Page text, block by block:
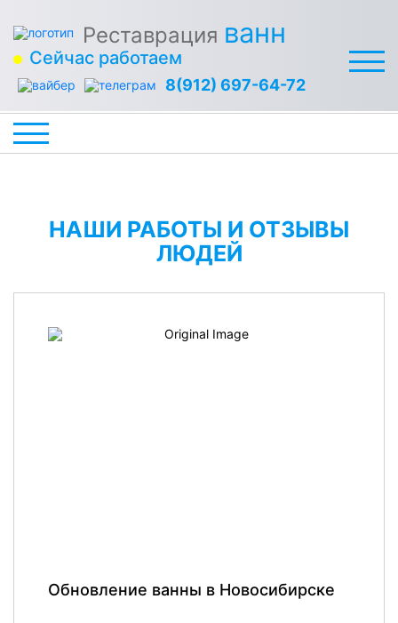
Реставрация ванн
Сейчас работаем
8(912) 697-64-72
НАШИ РАБОТЫ И ОТЗЫВЫ
ЛЮДЕЙ
Обновление ванны в Новосибирске